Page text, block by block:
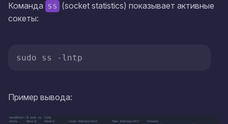
Команда ss (socket statistics) показывает активные
сокеты:
sudo ss -lntp
Пример вывода: